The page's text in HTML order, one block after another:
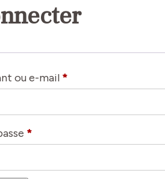
ou e-mail *Obligatoire
*Obligatoire